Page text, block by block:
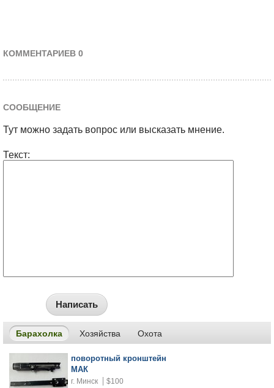
КОММЕНТАРИЕВ 0
СООБЩЕНИЕ
Тут можно задать вопрос или высказать мнение.
Текст:
Написать
Барахолка Хозяйства Охота
поворотный кронштейн
МАК
г. Минск $100